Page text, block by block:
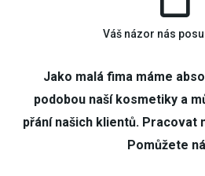
Váš názor nás
Jako malá fima máme
podobou naší kosmetiky a
přání našich klientů. Pracovat
Pomůžete